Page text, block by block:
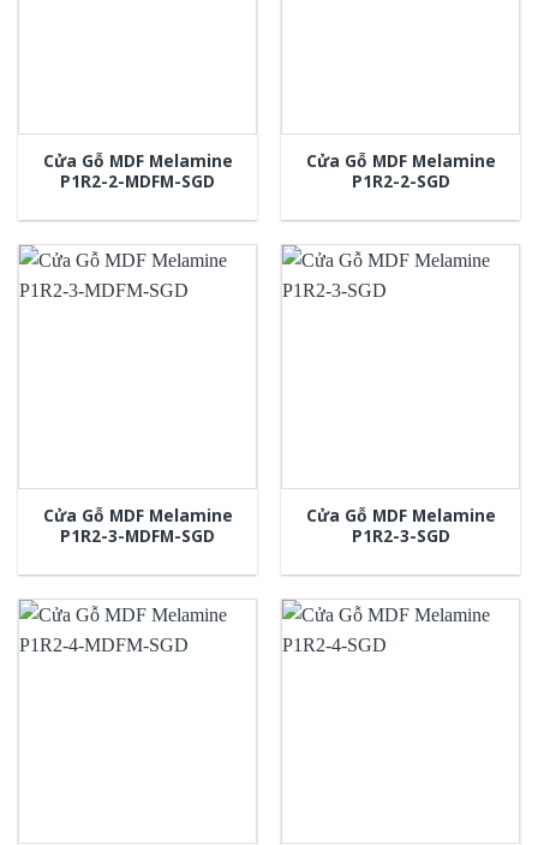
Cửa Gỗ MDF Melamine
P1R2-2-MDFM-SGD
Cửa Gỗ MDF Melamine
P1R2-2-SGD
Cửa Gỗ MDF Melamine
P1R2-3-MDFM-SGD
Cửa Gỗ MDF Melamine
P1R2-3-SGD